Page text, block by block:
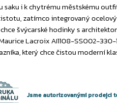
saku i k chytrému městskému
zatímco integrovaný
švýcarské hodinky s
Lacroix AI1108-SS002-
který chce čistou moderní
Jsme autorizovanými prodejci